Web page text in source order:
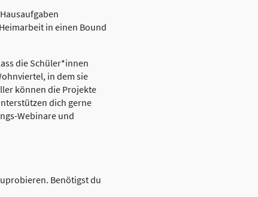
in einen Bound
die Schüler*innen
in dem sie
können die Projekte
dich gerne
Webinare und
Benötigst du